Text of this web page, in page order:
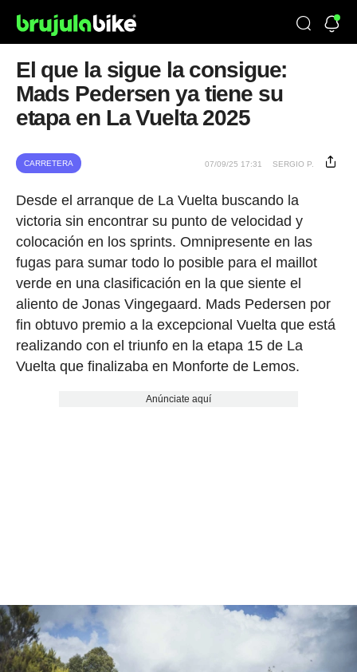
El que la sigue la consigue:
Mads Pedersen ya tiene su
etapa en La Vuelta 2025
CARRETERA 07/09/25 17:31 SERGIO P.
Desde el arranque de La Vuelta buscando la
victoria sin encontrar su punto de velocidad y
colocación en los sprints. Omnipresente en las
fugas para sumar todo lo posible para el maillot
verde en una clasificación en la que siente el
aliento de Jonas Vingegaard. Mads Pedersen por
fin obtuvo premio a la excepcional Vuelta que está
realizando con el triunfo en la etapa 15 de La
Vuelta que finalizaba en Monforte de Lemos.
Anúnciate aquí